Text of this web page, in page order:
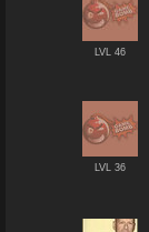
LVL 46
LVL 36